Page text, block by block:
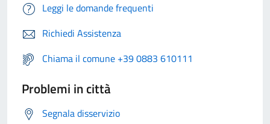
Leggi le domande frequenti
Richiedi Assistenza
Chiama il comune +39 0883 610111
Problemi in città
Segnala disservizio